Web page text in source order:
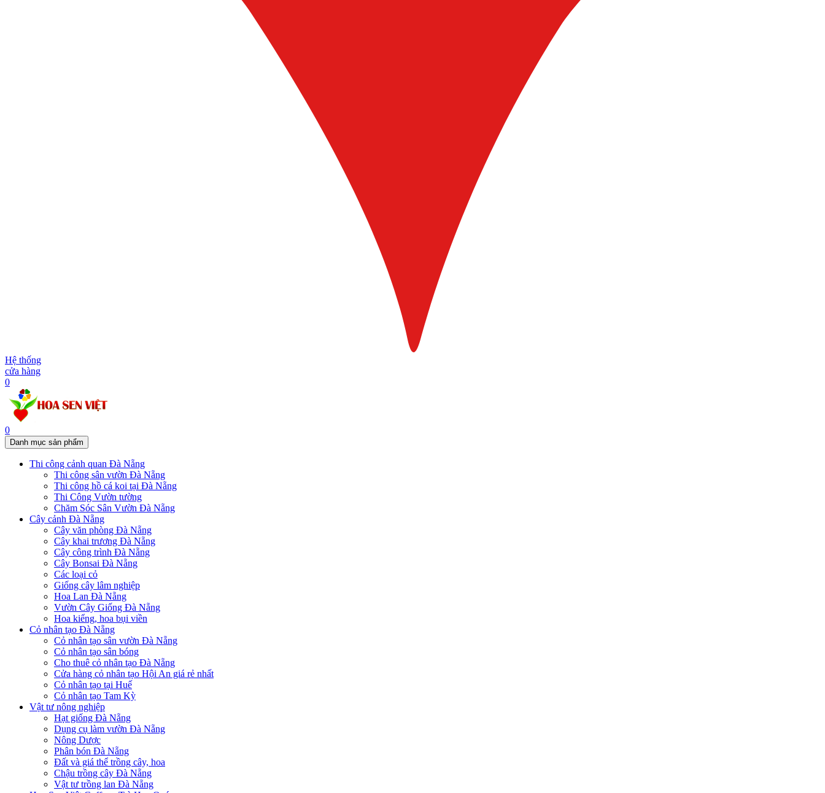
Hệ thống
cửa hàng
0
0
Danh mục sản phẩm
Thi công cảnh quan Đà Nẵng
Thi công sân vườn Đà Nẵng
Thi công hồ cá koi tại Đà Nẵng
Thi Công Vườn tường
Chăm Sóc Sân Vườn Đà Nẵng
Cây cảnh Đà Nẵng
Cây văn phòng Đà Nẵng
Cây khai trương Đà Nẵng
Cây công trình Đà Nẵng
Cây Bonsai Đà Nẵng
Các loại cỏ
Giống cây lâm nghiệp
Hoa Lan Đà Nẵng
Vườn Cây Giống Đà Nẵng
Hoa kiểng, hoa bụi viền
Cỏ nhân tạo Đà Nẵng
Cỏ nhân tạo sân vườn Đà Nẵng
Cỏ nhân tạo sân bóng
Cho thuê cỏ nhân tạo Đà Nẵng
Cửa hàng cỏ nhân tạo Hội An giá rẻ nhất
Cỏ nhân tạo tại Huế
Cỏ nhân tạo Tam Kỳ
Vật tư nông nghiệp
Hạt giống Đà Nẵng
Dụng cụ làm vườn Đà Nẵng
Nông Dược
Phân bón Đà Nẵng
Đất và giá thể trồng cây, hoa
Chậu trồng cây Đà Nẵng
Vật tư trồng lan Đà Nẵng